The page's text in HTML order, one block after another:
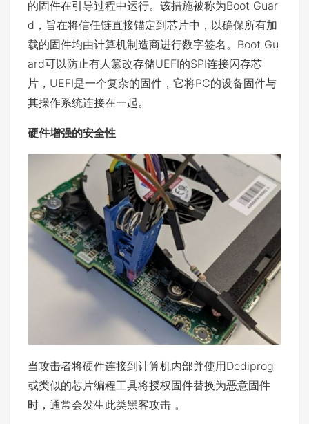
的固件在引导过程中运行。该措施被称为Boot Guar
d，旨在将信任链直接锚定到芯片中，以确保所有加
载的固件均由计算机制造商进行数字签名。Boot Gu
ard可以防止有人篡改存储UEFI的SPI连接闪存芯
片，UEFI是一个复杂的固件，它将PC的设备固件与
其操作系统连接在一起。
硬件增强的安全性
当攻击者将硬件连接到计算机内部并使用Dediprog
或类似的芯片编程工具将授权固件替换为恶意固件
时，通常会发生此类黑客攻击 。